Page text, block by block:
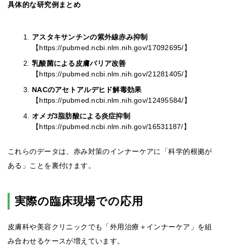
具体的な研究例まとめ
アスタキサンチンの紫外線赤み抑制
【https://pubmed.ncbi.nlm.nih.gov/17092695/】
乳酸菌による皮膚バリア改善
【https://pubmed.ncbi.nlm.nih.gov/21281405/】
NACのアセトアルデヒド解毒効果
【https://pubmed.ncbi.nlm.nih.gov/12495584/】
オメガ3脂肪酸による炎症抑制
【https://pubmed.ncbi.nlm.nih.gov/16531187/】
これらのデータは、赤み対策のインナーケアに「科学的根拠が
ある」ことを裏付けます。
実際の臨床現場での応用
皮膚科や美容クリニックでも「外用治療＋インナーケア」を組
み合わせるケースが増えています。